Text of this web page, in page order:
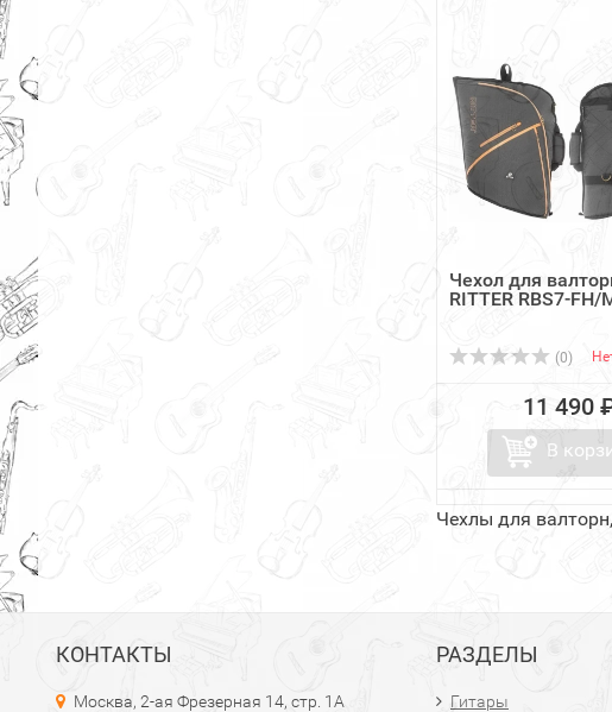
Чехол для
RITTER RBS7-FH/
(0)
11 490
В
Чехлы для
КОНТАКТЫ
Москва, 2-ая Фрезерная 14, стр. 1А
РАЗДЕЛЫ
Гитары